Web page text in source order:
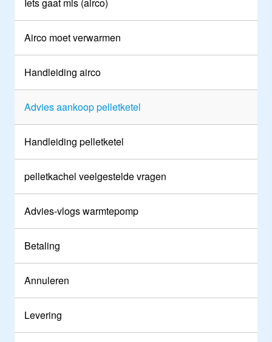
Airco moet verwarmen
Handleiding airco
Advies aankoop pelletketel
Handleiding pelletketel
pelletkachel veelgestelde vragen
Advies-vlogs warmtepomp
Betaling
Annuleren
Levering